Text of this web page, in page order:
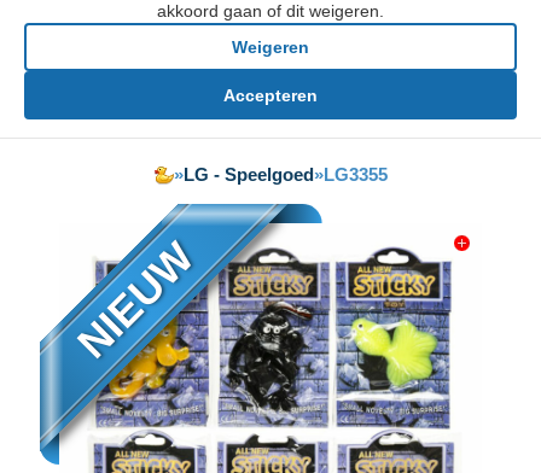
akkoord gaan of dit weigeren.
Weigeren
Accepteren
»LG - Speelgoed»LG3355
NIEUW